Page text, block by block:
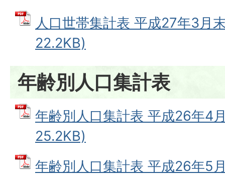
人口世帯集計表 平成27年3月
22.2KB)
年齢別人口集計表
年齢別人口集計表 平成26年4
25.2KB)
年齢別人口集計表 平成26年5